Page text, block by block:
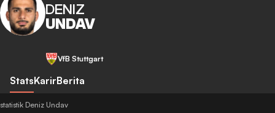
DENIZ
UNDAV
VfB Stuttgart
StatsKarirBerita
statistik Deniz Undav